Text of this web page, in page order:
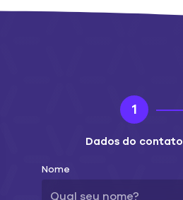
1
Dados do contato
Nome